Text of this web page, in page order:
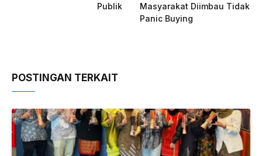
Publik
Masyarakat Diimbau Tidak
Panic Buying
POSTINGAN TERKAIT